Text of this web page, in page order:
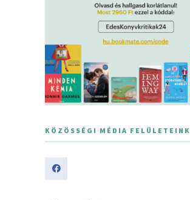
KÖZÖSSÉGI MÉDIA FELÜLETEINK